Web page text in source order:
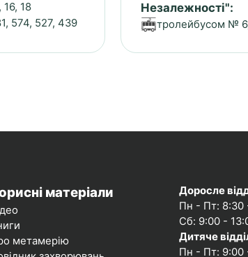
18
574, 527, 439
Незалежності":
тролейбусом №
матеріали
метамерію
Доросле
Пн - Пт: 8:30
Сб: 9:00 -
Дитяче
Пн - Пт: 9:00